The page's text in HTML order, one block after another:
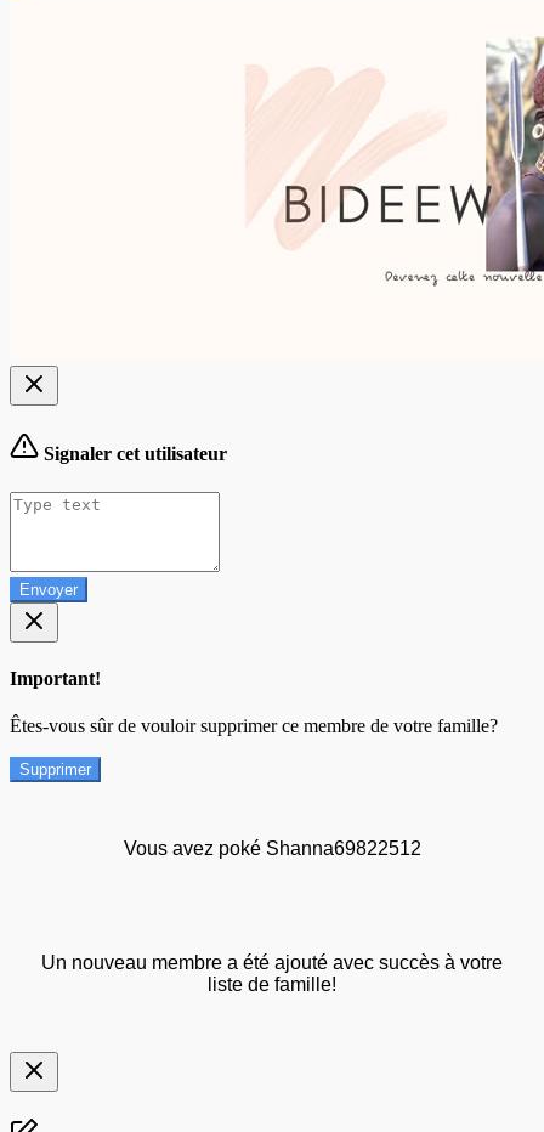
Signaler cet utilisateur
Envoyer
Important!
Êtes-vous sûr de vouloir supprimer ce membre de votre famille?
Supprimer
Vous avez poké Shanna69822512
Un nouveau membre a été ajouté avec succès à votre
liste de famille!